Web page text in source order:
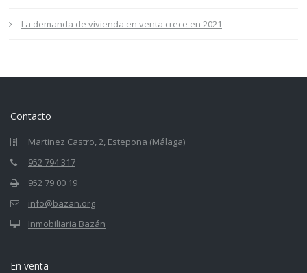
La demanda de vivienda en venta crece en 2021
Contacto
Martinez Castro, 2, Estepona (Málaga)
952 794 317
952 79 00 19
info@bazan.org
Inmobiliaria Bazán
En venta